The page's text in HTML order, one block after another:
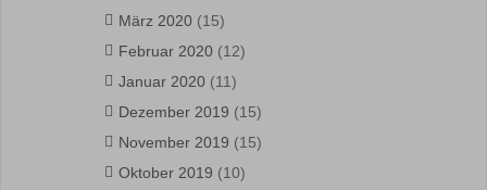
März 2020 (15)
Februar 2020 (12)
Januar 2020 (11)
Dezember 2019 (15)
November 2019 (15)
Oktober 2019 (10)